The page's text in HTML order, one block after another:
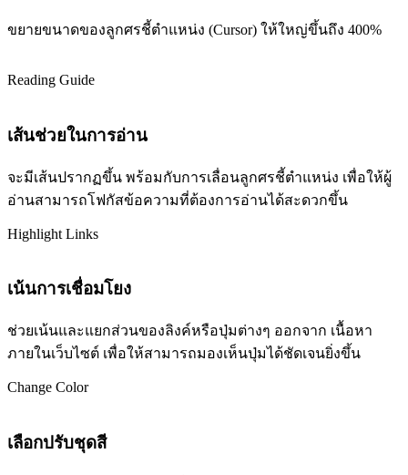
ขยายขนาดของลูกศรชี้ตำแหน่ง (Cursor) ให้ใหญ่ขึ้นถึง 400%
Reading Guide
เส้นช่วยในการอ่าน
จะมีเส้นปรากฏขึ้น พร้อมกับการเลื่อนลูกศรชี้ตำแหน่ง เพื่อให้ผู้
อ่านสามารถโฟกัสข้อความที่ต้องการอ่านได้สะดวกขึ้น
Highlight Links
เน้นการเชื่อมโยง
ช่วยเน้นและแยกส่วนของลิงค์หรือปุ่มต่างๆ ออกจาก เนื้อหา
ภายในเว็บไซต์ เพื่อให้สามารถมองเห็นปุ่มได้ชัดเจนยิ่งขึ้น
Change Color
เลือกปรับชุดสี